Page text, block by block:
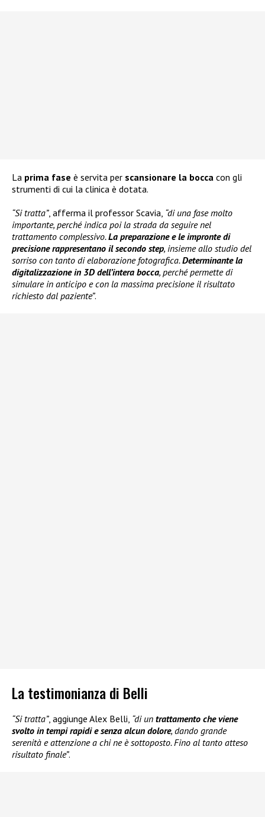
La prima fase è servita per scansionare la bocca con gli
strumenti di cui la clinica è dotata.
“Si tratta”, afferma il professor Scavia, “di una fase molto
importante, perché indica poi la strada da seguire nel
trattamento complessivo.La preparazione e le impronte di
precisione rappresentano il secondo step, insieme allo studio del
sorriso con tanto di elaborazione fotografica.Determinante la
digitalizzazione in 3D dell’intera bocca, perché permette di
simulare in anticipo e con la massima precisione il risultato
richiesto dal paziente”.
La testimonianza di Belli
“Si tratta”, aggiunge Alex Belli, “di un trattamento che viene
svolto in tempi rapidi e senza alcun dolore, dando grande
serenità e attenzione a chi ne è sottoposto. Fino al tanto atteso
risultato finale”.